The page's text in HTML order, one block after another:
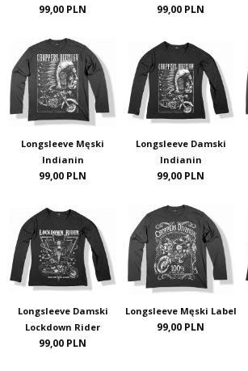
99,00 PLN 99,00 PLN
Longsleeve Męski
Indianin
99,00 PLN
Longsleeve Damski
Indianin
99,00 PLN
Longsleeve Damski
Lockdown Rider
99,00 PLN
Longsleeve Męski Label
99,00 PLN